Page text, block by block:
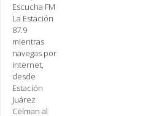
Escucha FM
La Estación
87.9
mientras
navegas por
internet,
desde
Estación
Juárez
Celman al